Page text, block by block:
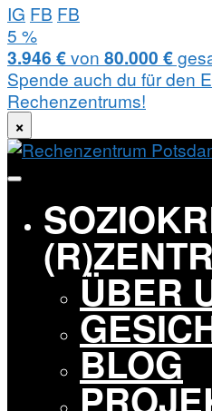
IG FB FB
Zum
Inhalt
springen
5 %
3.946 €von 80.000 €
Spende auch du für den
Rechenzentrums!
×
Potsdam
ÜBER
BLOG